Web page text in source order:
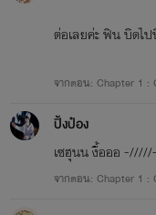
ต่อเลยค่ะ ฟิน บิดไ
จากตอน: Chapter 1 :
ปิ้งป๋อง
เซฮุนน งื้อออ -/////-
จากตอน: Chapter 1 :